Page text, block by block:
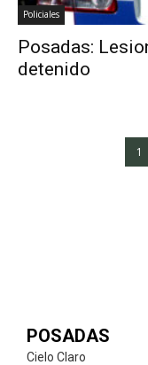
Policiales
Posadas:
detenido
1
POSADAS
Cielo Claro